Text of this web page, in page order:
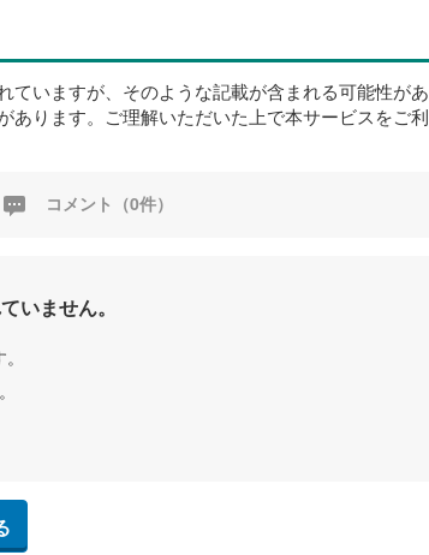
いますが、そのような記載が含まれる可能性があ
あります。ご理解いただいた上で本サービスをご利
コメント（0件）
いません。